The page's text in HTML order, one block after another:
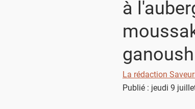
à
ganoush
La rédaction
Publié : jeudi 9